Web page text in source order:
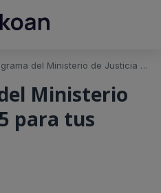
Ministerio de Justicia 2025: Guía visual imprescindible para opositores
Ministerio
para tus